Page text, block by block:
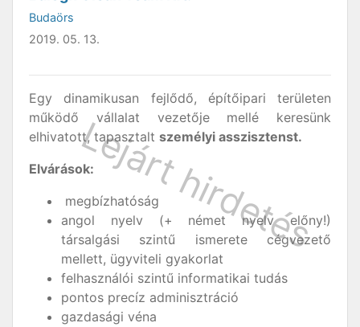
Budaörs
2019. 05. 13.
Egy dinamikusan fejlődő, építőipari területen
működő vállalat vezetője mellé keresünk
elhivatott, tapasztalt személyi asszisztenst.
Elvárások:
megbízhatóság
angol nyelv (+ német nyelv előny!)
társalgási szintű ismerete cégvezető
mellett, ügyviteli gyakorlat
felhasználói szintű informatikai tudás
pontos precíz adminisztráció
gazdasági véna